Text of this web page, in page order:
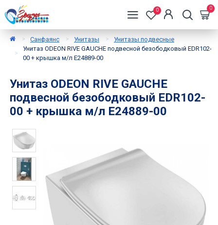
0 0
Санфаянс Унитазы
Унитазы подвесные
Унитаз ODEON RIVE GAUCHE подвесной безободковый EDR102-
00 + крышка м/л E24889-00
Унитаз ODEON RIVE GAUCHE
подвесной безободковый EDR102-
00 + крышка м/л E24889-00